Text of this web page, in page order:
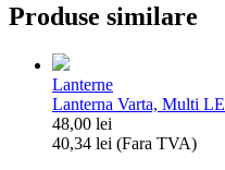
Produse similare
Lanterne
Lanterna Varta, Multi
48,00 lei
40,34 lei (Fara TVA)